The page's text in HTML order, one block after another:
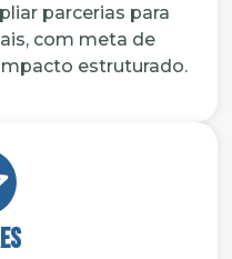
parcerias para
com meta de
estruturado.